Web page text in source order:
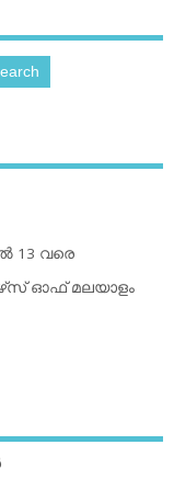
13 വരെ
ഓഫ് മലയാളം